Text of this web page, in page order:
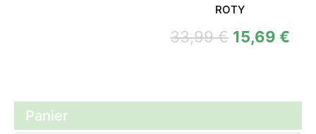
ROTY
33,99€ 15,69 €
Panier